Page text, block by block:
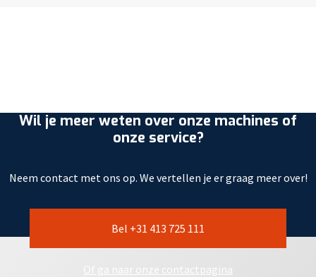
Wil je meer weten over onze machines of
onze service?
Neem contact met ons op. We vertellen je er graag meer over!
Bel +31 413 725 111
Of ga naar onze contactpagina